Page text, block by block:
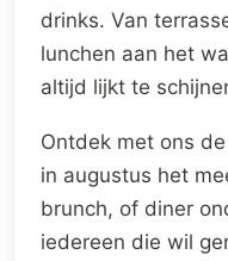
drinks. Van
lunchen aan het
altijd lijkt te
Ontdek met ons
in augustus het
brunch, of diner
iedereen die wil